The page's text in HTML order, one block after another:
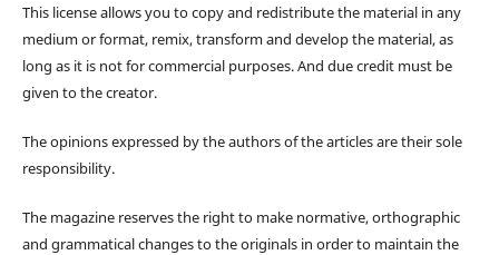
This license allows you to copy and redistribute the material in any
medium or format, remix, transform and develop the material, as
long as it is not for commercial purposes. And due credit must be
given to the creator.
The opinions expressed by the authors of the articles are their sole
responsibility.
The magazine reserves the right to make normative, orthographic
and grammatical changes to the originals in order to maintain the